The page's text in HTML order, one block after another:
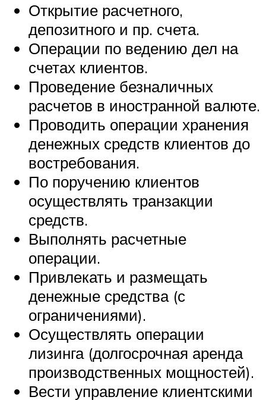
Открытие расчетного,
депозитного и пр. счета.
Операции по ведению дел на
счетах клиентов.
Проведение безналичных
расчетов в иностранной валюте.
Проводить операции хранения
денежных средств клиентов до
востребования.
По поручению клиентов
осуществлять транзакции
средств.
Выполнять расчетные
операции.
Привлекать и размещать
денежные средства (с
ограничениями).
Осуществлять операции
лизинга (долгосрочная аренда
производственных мощностей).
Вести управление клиентскими